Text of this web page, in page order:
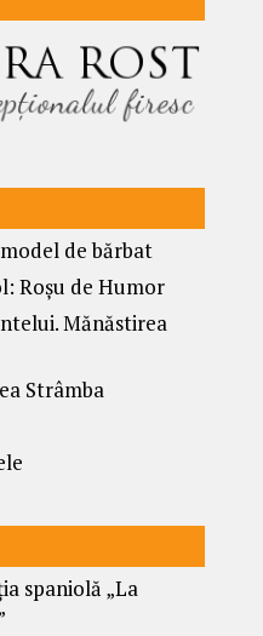
de bărbat
Roșu de Humor
Mănăstirea
Strâmba
spaniolă „La